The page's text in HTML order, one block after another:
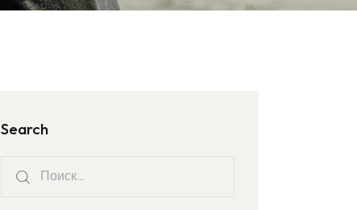
Search